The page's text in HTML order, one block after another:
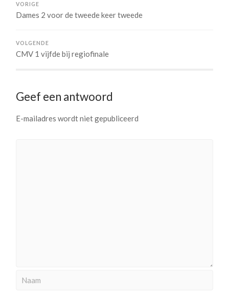
VORIGE
Dames 2 voor de tweede keer tweede
VOLGENDE
CMV 1 vijfde bij regiofinale
Geef een antwoord
E-mailadres wordt niet gepubliceerd